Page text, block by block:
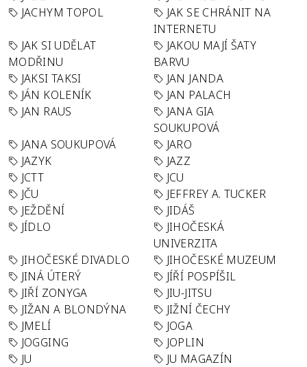
JACHYM TOPOL
JAK SE CHRÁNIT NA
INTERNETU
JAK SI UDĚLAT
MODŘINU
JAKOU MAJÍ ŠATY
BARVU
JAKSI TAKSI
JAN JANDA
JÁN KOLENÍK
JAN PALACH
JAN RAUS
JANA GIA
SOUKUPOVÁ
JANA SOUKUPOVÁ
JARO
JAZYK
JAZZ
JCTT
JCU
JČU
JEFFREY A. TUCKER
JEŽDĚNÍ
JIDÁŠ
JÍDLO
JIHOČESKÁ
UNIVERZITA
JIHOČESKÉ DIVADLO
JIHOČESKÉ MUZEUM
JINÁ ÚTERÝ
JÍŘÍ POSPÍŠIL
JIŘÍ ZONYGA
JIU-JITSU
JIŽAN A BLONDÝNA
JIŽNÍ ČECHY
JMELÍ
JOGA
JOGGING
JOPLIN
JU
JU MAGAZÍN